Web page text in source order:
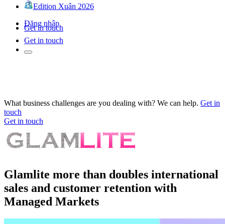
Edition Xuân 2026
Đăng nhập
Get in touch
Get in touch
What business challenges are you dealing with? We can help. Get in
touch
Get in touch
Glamlite more than doubles international
sales and customer retention with
Managed Markets